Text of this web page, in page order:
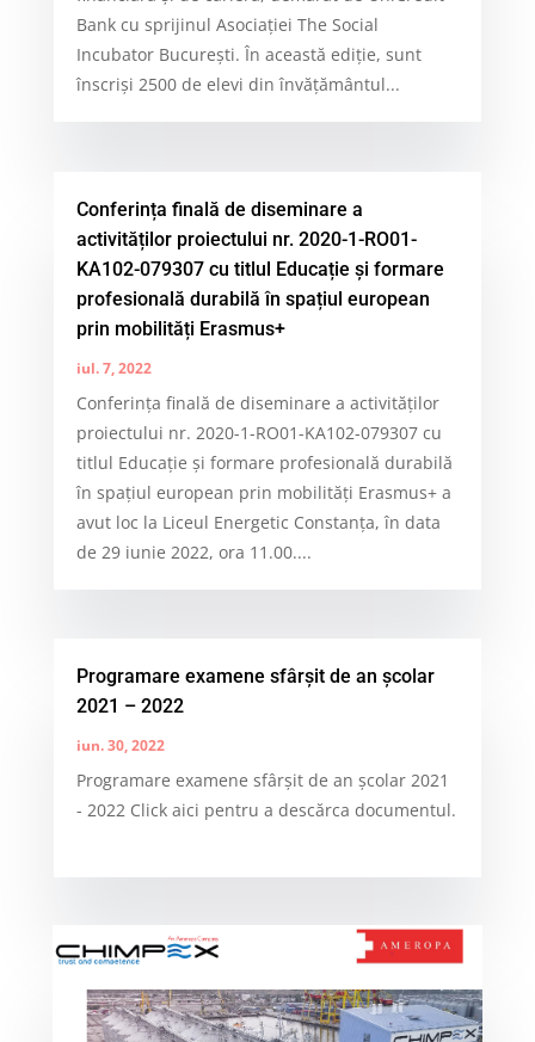
Bank cu sprijinul Asociației The Social
Incubator București. În această ediție, sunt
înscriși 2500 de elevi din învățământul...
Conferința finală de diseminare a
activităților proiectului nr. 2020-1-RO01-
KA102-079307 cu titlul Educație și formare
profesională durabilă în spațiul european
prin mobilități Erasmus+
iul. 7, 2022
Conferința finală de diseminare a activităților
proiectului nr. 2020-1-RO01-KA102-079307 cu
titlul Educație și formare profesională durabilă
în spațiul european prin mobilități Erasmus+ a
avut loc la Liceul Energetic Constanța, în data
de 29 iunie 2022, ora 11.00....
Programare examene sfârșit de an școlar
2021 – 2022
iun. 30, 2022
Programare examene sfârșit de an școlar 2021
- 2022 Click aici pentru a descărca documentul.